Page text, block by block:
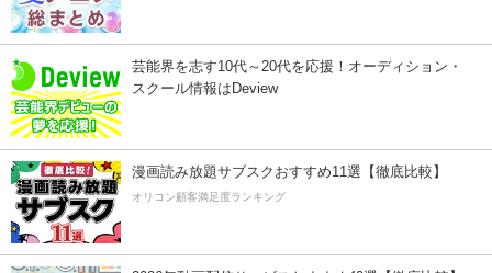
芸能界を志す10代～20代を応援！オーディション・
スクール情報はDeview
漫画読み放題サブスクおすすめ11選【徹底比較】
オリコン顧客満足度ランキング